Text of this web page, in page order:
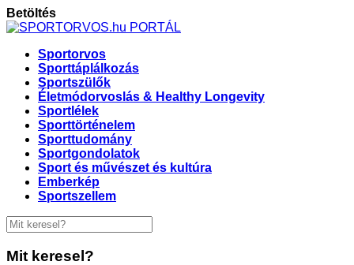
Betöltés
Sportorvos
Sporttáplálkozás
Sportszülők
Életmódorvoslás & Healthy Longevity
Sportlélek
Sporttörténelem
Sporttudomány
Sportgondolatok
Sport és művészet és kultúra
Emberkép
Sportszellem
Mit keresel?